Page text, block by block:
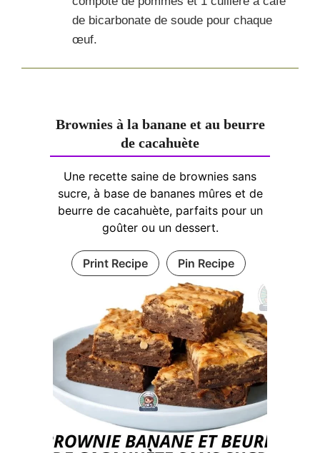
de bicarbonate de soude pour chaque
œuf.
Brownies à la banane et au beurre
de cacahuète
Une recette saine de brownies sans
sucre, à base de bananes mûres et de
beurre de cacahuète, parfaits pour un
goûter ou un dessert.
Print Recipe Pin Recipe